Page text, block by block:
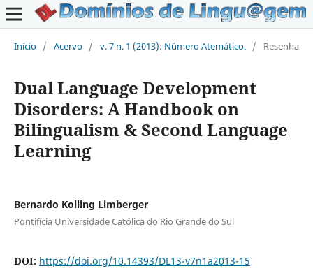
Início / Acervo / v. 7 n. 1 (2013): Número Atemático. / Resenha
Dual Language Development
Disorders: A Handbook on
Bilingualism & Second Language
Learning
Bernardo Kolling Limberger
Pontifícia Universidade Católica do Rio Grande do Sul
DOI: https://doi.org/10.14393/DL13-v7n1a2013-15